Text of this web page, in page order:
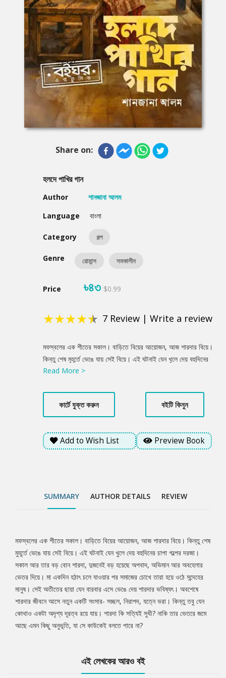
Share on:
হলদে পাখির গান
Author
শানজানা আলম
Language
বাংলা
Category গল্প
Genre রোমান্স সমকালীন
Price ৳৪৩ $0.99
★★★★★ 7 Review | Write a review
Product
Summery
মফস্বলের এক শীতের সকাল। বাড়িতে বিয়ের আয়োজন, আজ শারদার বিয়ে।
কিন্তু শেষ মুহূর্তে ভেঙে যায় সেই বিয়ে। এই ঘটনাই যেন খুলে দেয় বহুদিনের
চাপা গল্পের দরজা। সকাল আর তার বড় বোন শারদা, দুজনেই বড় হয়েছে
পর সমাজের চোখে তারা হয়ে ওঠে সন্দেহের মানুষ। সেই অতীতের ছায়া যেন
বারবার এসে ভেঙে দেয় শারদার ভবিষ্যৎ। অবশেষে শারদার জীবনে আসে নতুন
একটি সংসার- সচ্ছল, নিরাপদ, যত্নে ভরা। কিন্তু তবু যেন কোথাও একটা
অদৃশ্য দূরত্ব রয়ে যায়। শারদা কি সত্যিই সুখী? নাকি তার ভেতরে জমে আছে
এমন কিছু অনুভূতি, যা সে কাউকেই বলতে পারে না?
Read More >
কার্টে যুক্ত করুন বইটি কিনুন
Add to Wish List Preview Book
SUMMARY AUTHOR DETAILS REVIEW
Tab
Article
মফস্বলের এক শীতের সকাল। বাড়িতে বিয়ের আয়োজন, আজ শারদার বিয়ে। কিন্তু শেষ
মুহূর্তে ভেঙে যায় সেই বিয়ে। এই ঘটনাই যেন খুলে দেয় বহুদিনের চাপা গল্পের দরজা।
সকাল আর তার বড় বোন শারদা, দুজনেই বড় হয়েছে অপবাদ, অভিমান আর অবহেলার
ভেতর দিয়ে। মা একদিন হঠাৎ চলে যাওয়ার পর সমাজের চোখে তারা হয়ে ওঠে সন্দেহের
মানুষ। সেই অতীতের ছায়া যেন বারবার এসে ভেঙে দেয় শারদার ভবিষ্যৎ। অবশেষে
শারদার জীবনে আসে নতুন একটি সংসার- সচ্ছল, নিরাপদ, যত্নে ভরা। কিন্তু তবু যেন
কোথাও একটা অদৃশ্য দূরত্ব রয়ে যায়। শারদা কি সত্যিই সুখী? নাকি তার ভেতরে জমে
আছে এমন কিছু অনুভূতি, যা সে কাউকেই বলতে পারে না?
এই লেখকের আরও বই